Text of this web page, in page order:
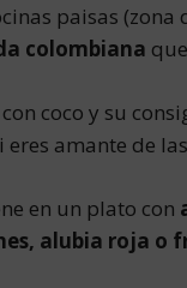
paisas
colombiana
coco y su
amante de
en un plato con
alubia roja o